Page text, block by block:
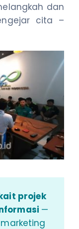
dan
cita –
projek
—